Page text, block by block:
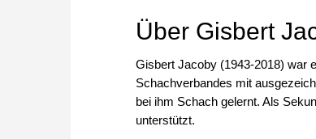
Über Gisbert
Gisbert Jacoby (1943-2018) war
Schachverbandes mit
bei ihm Schach gelernt. Als
unterstützt.